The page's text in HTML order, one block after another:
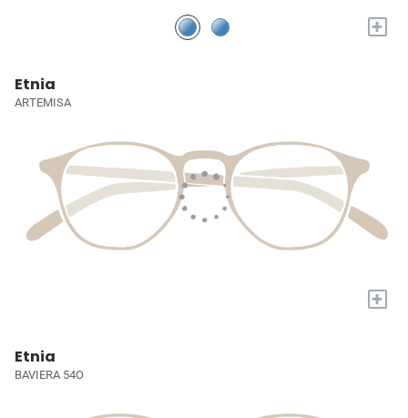
+
Etnia
ARTEMISA
+
Etnia
BAVIERA 54O